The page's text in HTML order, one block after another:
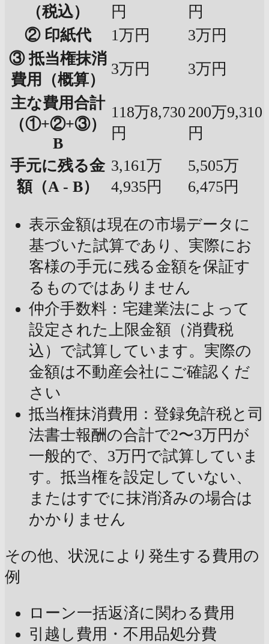
（税込）
円
円
② 印紙代
1万円
3万円
③ 抵当権抹消
費用（概算）
3万円
3万円
主な費用合計
（①+②+③）
B
118万8,730
円
200万9,310
円
手元に残る金
額（A - B）
3,161万
4,935円
5,505万
6,475円
表示金額は現在の市場データに
基づいた試算であり、実際にお
客様の手元に残る金額を保証す
るものではありません
仲介手数料：宅建業法によって
設定された上限金額（消費税
込）で試算しています。実際の
金額は不動産会社にご確認くだ
さい
抵当権抹消費用：登録免許税と司
法書士報酬の合計で2〜3万円が
一般的で、3万円で試算していま
す。抵当権を設定していない、
またはすでに抹消済みの場合は
かかりません
その他、状況により発生する費用の
例
ローン一括返済に関わる費用
引越し費用・不用品処分費